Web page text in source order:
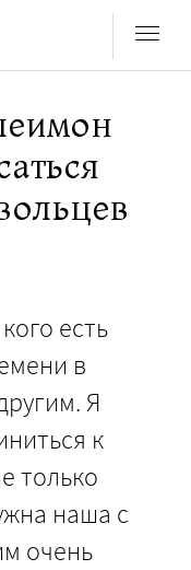
есть
в
Я
к
только
наша с
очень